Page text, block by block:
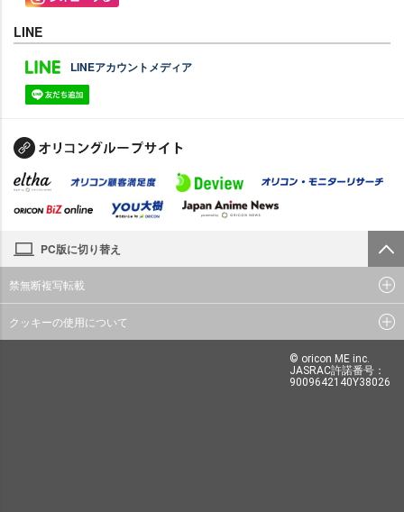
LINE
LINEアカウントメディア
PC版に切り替え
禁無断複写転載
クッキーの使用について
© oricon ME inc.
JASRAC許諾番号：
9009642140Y38026